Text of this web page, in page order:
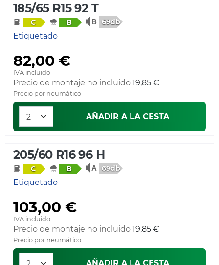
185/65 R15 92 T
C B 69db
Etiquetado
82,00 €
IVA incluido
Precio de montaje no incluido 19,85 €
Precio por neumático
AÑADIR A LA CESTA
205/60 R16 96 H
C B 69db
Etiquetado
103,00 €
IVA incluido
Precio de montaje no incluido 19,85 €
Precio por neumático
AÑADIR A LA CESTA